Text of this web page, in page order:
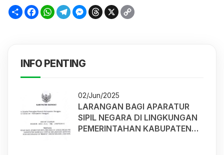
SambungFacebook
WhatsApp
TelegramMessenger
Threads
X
INFO PENTING
02/Jun/2025
LARANGAN BAGI APARATUR
SIPIL NEGARA DI LINGKUNGAN
PEMERINTAHAN KABUPATEN